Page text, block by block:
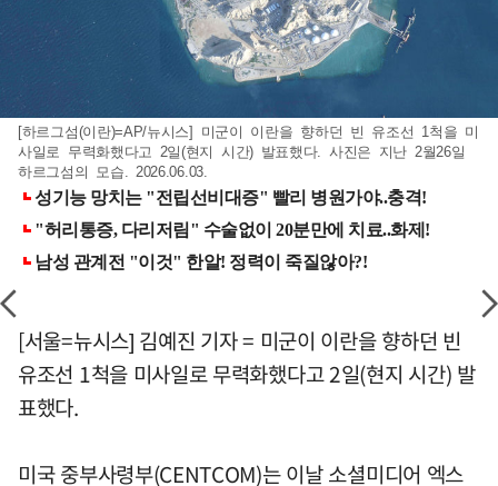
[하르그섬(이란)=AP/뉴시스] 미군이 이란을 향하던 빈 유조선 1척을 미
사일로 무력화했다고 2일(현지 시간) 발표했다. 사진은 지난 2월26일
하르그섬의 모습. 2026.06.03.
[서울=뉴시스] 김예진 기자 = 미군이 이란을 향하던 빈
유조선 1척을 미사일로 무력화했다고 2일(현지 시간) 발
표했다.
미국 중부사령부(CENTCOM)는 이날 소셜미디어 엑스